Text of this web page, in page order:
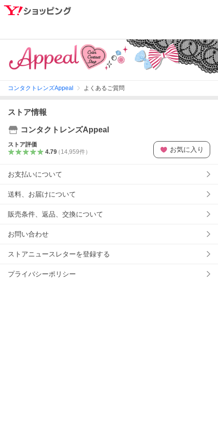
コンタクトレンズAppeal よくあるご質問
ストア情報
コンタクトレンズAppeal
ストア評価
4.79（ 14,959件） お気に入り
お支払いについて
送料、お届けについて
販売条件、返品、交換について
お問い合わせ
ストアニュースレターを登録する
プライバシーポリシー